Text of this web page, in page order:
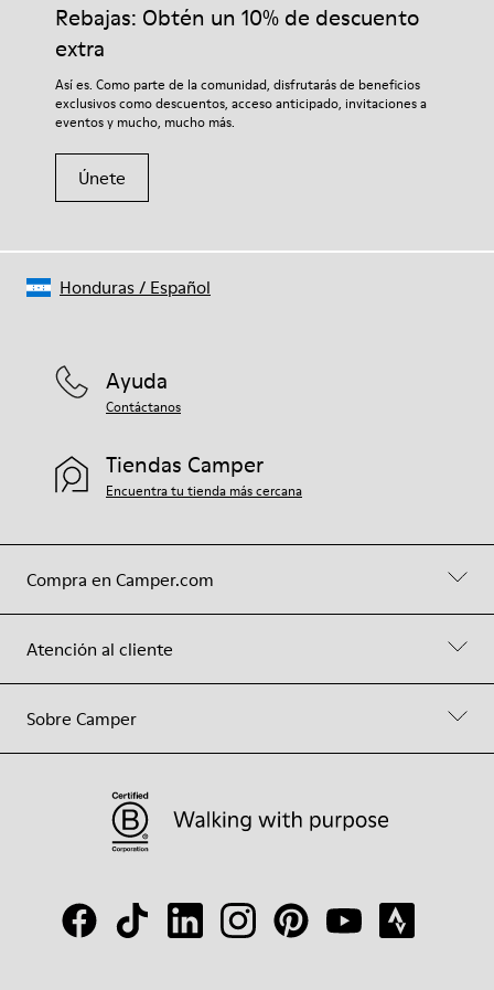
acabado ante 9 % Textil (60% Nailon - 40% PU)
garantizará que duren más tiempo.
Si deseas obtener información detallada sobre cómo cuidar de
tu par, visita nuestraGuía para el cuidado del calzado.
Rebajas: Obtén un 10% de descuento
extra
Así es. Como parte de la comunidad, disfrutarás de beneficios
exclusivos como descuentos, acceso anticipado, invitaciones a
eventos y mucho, mucho más.
Únete
Compra en Camper.com
Atención al cliente
Sobre Camper
Ayuda
Contáctanos
Tiendas Camper
Encuentra tu tienda más cercana
Honduras/ Español